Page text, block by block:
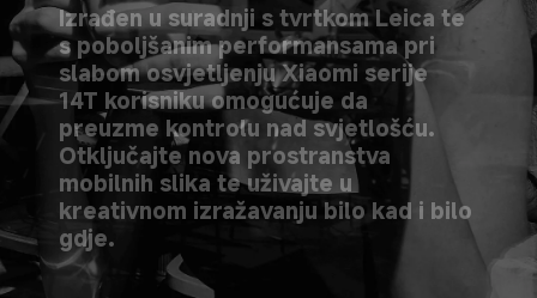
Izrađen u suradnji s tvrtkom Leica te
s poboljšanim performansama pri
slabom osvjetljenju Xiaomi serije
14T korisniku omogućuje da
preuzme kontrolu nad svjetlošću.
Otključajte nova prostranstva
mobilnih slika te uživajte u
kreativnom izražavanju bilo kad i bilo
gdje.